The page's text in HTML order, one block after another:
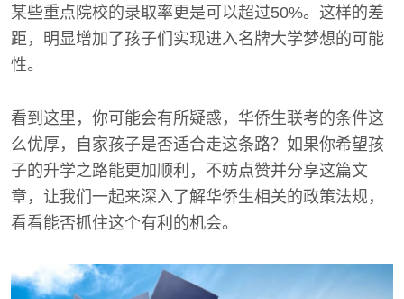
某些重点院校的录取率更是可以超过50%。这样的差
距，明显增加了孩子们实现进入名牌大学梦想的可能
性。
看到这里，你可能会有所疑惑，华侨生联考的条件这
么优厚，自家孩子是否适合走这条路？如果你希望孩
子的升学之路能更加顺利，不妨点赞并分享这篇文
章，让我们一起来深入了解华侨生相关的政策法规，
看看能否抓住这个有利的机会。